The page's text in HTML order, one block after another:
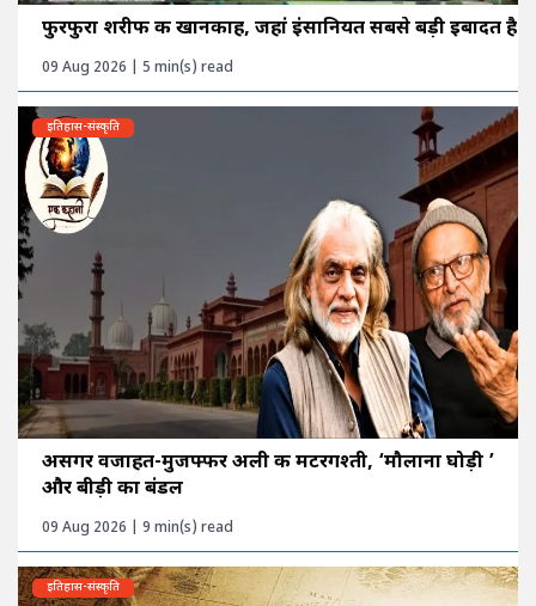
फुरफुरा शरीफ की खानकाह, जहां इंसानियत सबसे बड़ी इबादत है
09 Aug 2026 | 5 min(s) read
इतिहास-संस्कृति
असगर वजाहत-मुजफ्फर अली की मटरगश्ती, ‘मौलाना घोड़ी ’
और बीड़ी का बंडल
09 Aug 2026 | 9 min(s) read
इतिहास-संस्कृति